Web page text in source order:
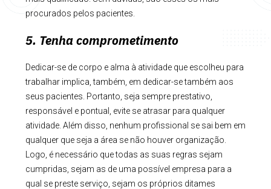
procurados pelos pacientes.
5. Tenha comprometimento
Dedicar-se de corpo e alma à atividade que escolheu para
trabalhar implica, também, em dedicar-se também aos
seus pacientes. Portanto, seja sempre prestativo,
responsável e pontual, evite se atrasar para qualquer
atividade. Além disso, nenhum profissional se sai bem em
qualquer que seja a área se não houver organização.
Logo, é necessário que todas as suas regras sejam
cumpridas, sejam as de uma possível empresa para a
qual se preste serviço, sejam os próprios ditames